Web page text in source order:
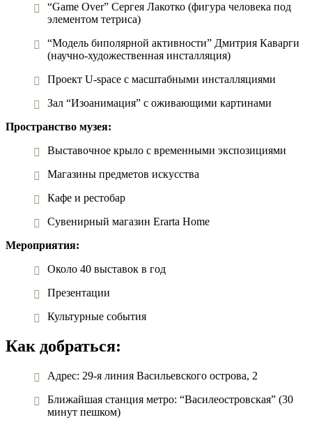
“Game Over” Сергея Лакотко (фигура человека под
элементом тетриса)
“Модель биполярной активности” Дмитрия Каварги
(научно-художественная инсталляция)
Проект U-space с масштабными инсталляциями
Зал “Изоанимация” с оживающими картинами
Пространство музея:
Выставочное крыло с временными экспозициями
Магазины предметов искусства
Кафе и рестобар
Сувенирный магазин Erarta Home
Мероприятия:
Около 40 выставок в год
Презентации
Культурные события
Как добраться:
Адрес: 29-я линия Васильевского острова, 2
Ближайшая станция метро: “Василеостровская” (30
минут пешком)